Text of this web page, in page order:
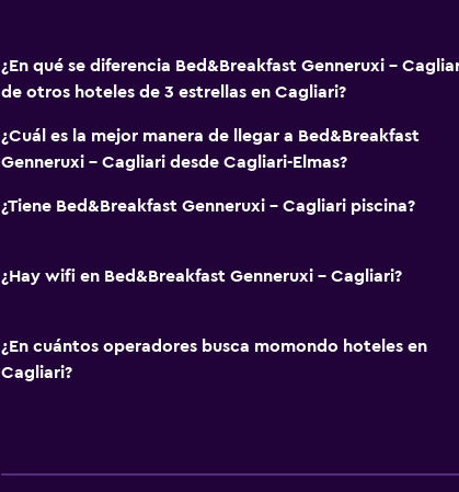
¿En qué se diferencia Bed&Breakfast Genneruxi -
de otros hoteles de 3 estrellas en Cagliari?
¿Cuál es la mejor manera de llegar a Bed&Breakfast
Genneruxi - Cagliari desde Cagliari-Elmas?
¿Tiene Bed&Breakfast Genneruxi - Cagliari piscina?
¿Hay wifi en Bed&Breakfast Genneruxi - Cagliari?
¿En cuántos operadores busca momondo hoteles en
Cagliari?